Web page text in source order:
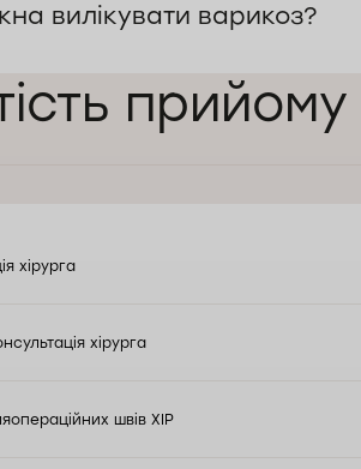
вилікувати варикоз?
прийому
хірурга
хірурга
швів ХІР